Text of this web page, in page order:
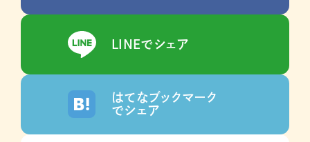
LINEでシェア
はてなブックマーク
でシェア